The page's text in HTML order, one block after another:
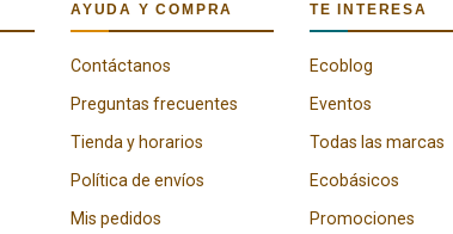
AYUDA Y COMPRA
Contáctanos
Preguntas frecuentes
Tienda y horarios
Política de envíos
Mis pedidos
TE INTERESA
Ecoblog
Eventos
Todas las marcas
Ecobásicos
Promociones